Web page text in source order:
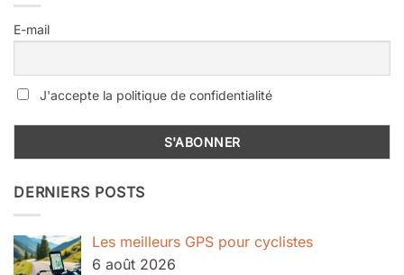
E-mail
J'accepte la politique de confidentialité
DERNIERS POSTS
Les meilleurs GPS pour cyclistes
6 août 2026